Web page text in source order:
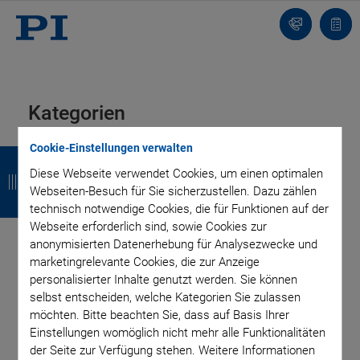
Cookie-Einstellungen verwalten
Diese Webseite verwendet Cookies, um einen optimalen
Webseiten-Besuch für Sie sicherzustellen. Dazu zählen
technisch notwendige Cookies, die für Funktionen auf der
Webseite erforderlich sind, sowie Cookies zur
anonymisierten Datenerhebung für Analysezwecke und
marketingrelevante Cookies, die zur Anzeige
personalisierter Inhalte genutzt werden. Sie können
selbst entscheiden, welche Kategorien Sie zulassen
möchten. Bitte beachten Sie, dass auf Basis Ihrer
Einstellungen womöglich nicht mehr alle Funktionalitäten
der Seite zur Verfügung stehen. Weitere Informationen
Kontakt
Kategorien
Anwendung Astronomie Unternehmen
Produkt
Technologie Video
Author: Kathrin
Mößner
Z
u
r
ü
c
k
Z
u
r
ü
c
k
Z
u
r
ü
c
k
Z
u
r
ü
c
k